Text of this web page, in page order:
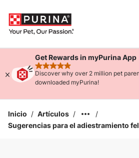
Get Rewards in myPurina App
rated 4.9 stars
Discover why over 2 million pet
downloaded myPurina!
Inicio / Artículos /
/
Sugerencias para el adiestramiento